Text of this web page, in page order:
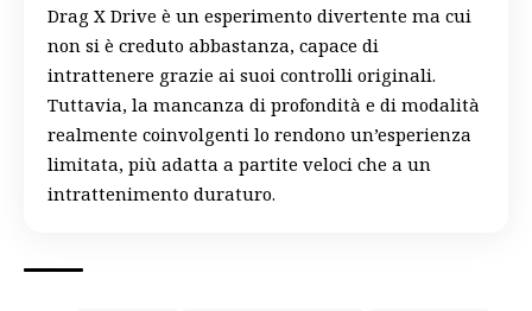
Drag X Drive è un esperimento divertente ma cui
non si è creduto abbastanza, capace di
intrattenere grazie ai suoi controlli originali.
Tuttavia, la mancanza di profondità e di modalità
realmente coinvolgenti lo rendono un’esperienza
limitata, più adatta a partite veloci che a un
intrattenimento duraturo.